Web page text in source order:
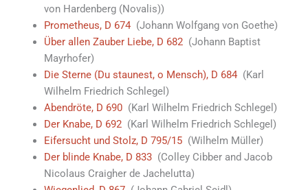
von Hardenberg (Novalis))
Prometheus, D 674(Johann Wolfgang von Goethe)
Über allen Zauber Liebe, D 682(Johann Baptist
Mayrhofer)
Die Sterne (Du staunest, o Mensch), D 684(Karl
Wilhelm Friedrich Schlegel)
Abendröte, D 690(Karl Wilhelm Friedrich Schlegel)
Der Knabe, D 692(Karl Wilhelm Friedrich Schlegel)
Eifersucht und Stolz, D 795/15(Wilhelm Müller)
Der blinde Knabe, D 833(Colley Cibber and Jacob
Nicolaus Craigher de Jachelutta)